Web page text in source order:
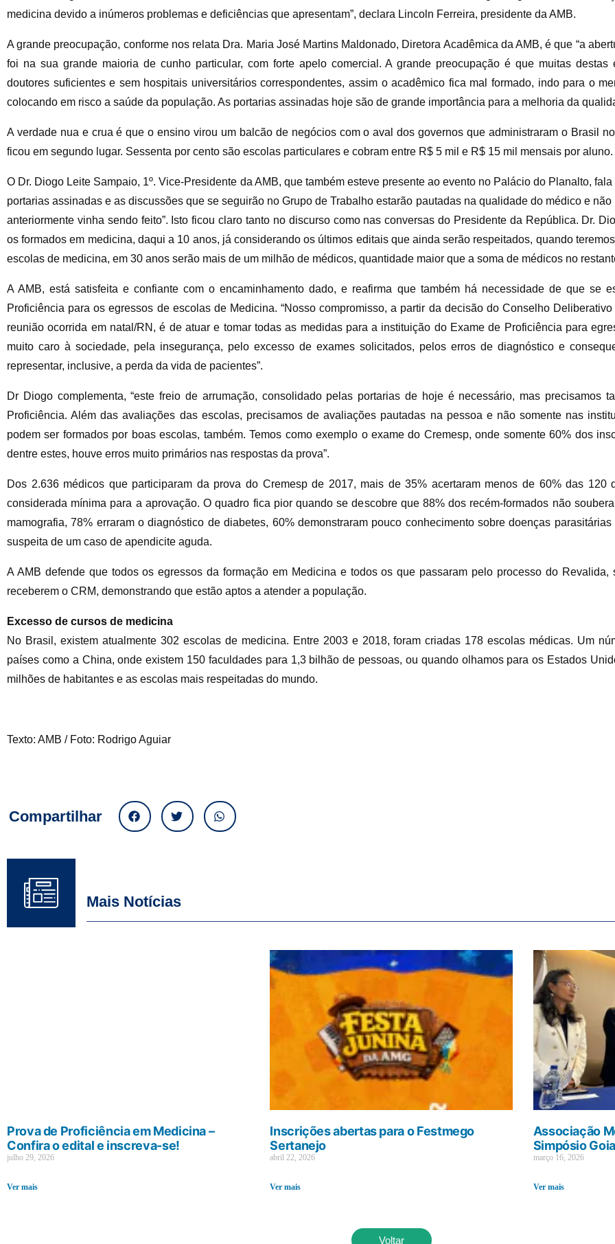
medicina devido a inúmeros problemas e deficiências que apresentam”, declara Lincoln Ferreira, presidente da AMB.
A grande preocupação, conforme nos relata Dra. Maria José Martins Maldonado, Diretora Acadêmica da AMB, é que “a
foi na sua grande maioria de cunho particular, com forte apelo comercial. A grande preocupação é que muitas destas
doutores suficientes e sem hospitais universitários correspondentes, assim o acadêmico fica mal formado, indo para o
colocando em risco a saúde da população. As portarias assinadas hoje são de grande importância para a melhoria da
A verdade nua e crua é que o ensino virou um balcão de negócios com o aval dos governos que administraram o Brasil
ficou em segundo lugar. Sessenta por cento são escolas particulares e cobram entre R$ 5 mil e R$ 15 mil mensais por aluno.
O Dr. Diogo Leite Sampaio, 1º. Vice-Presidente da AMB, que também esteve presente ao evento no Palácio do Planalto,
portarias assinadas e as discussões que se seguirão no Grupo de Trabalho estarão pautadas na qualidade do médico e
anteriormente vinha sendo feito”. Isto ficou claro tanto no discurso como nas conversas do Presidente da República. Dr.
os formados em medicina, daqui a 10 anos, já considerando os últimos editais que ainda serão respeitados, quando
escolas de medicina, em 30 anos serão mais de um milhão de médicos, quantidade maior que a soma de médicos no
A AMB, está satisfeita e confiante com o encaminhamento dado, e reafirma que também há necessidade de que se
Proficiência para os egressos de escolas de Medicina. “Nosso compromisso, a partir da decisão do Conselho
reunião ocorrida em natal/RN, é de atuar e tomar todas as medidas para a instituição do Exame de Proficiência para
muito caro à sociedade, pela insegurança, pelo excesso de exames solicitados, pelos erros de diagnóstico e
representar, inclusive, a perda da vida de pacientes”.
Dr Diogo complementa, “este freio de arrumação, consolidado pelas portarias de hoje é necessário, mas precisamos
Proficiência. Além das avaliações das escolas, precisamos de avaliações pautadas na pessoa e não somente nas
podem ser formados por boas escolas, também. Temos como exemplo o exame do Cremesp, onde somente 60% dos
dentre estes, houve erros muito primários nas respostas da prova”.
Dos 2.636 médicos que participaram da prova do Cremesp de 2017, mais de 35% acertaram menos de 60% das 120
considerada mínima para a aprovação. O quadro fica pior quando se descobre que 88% dos recém-formados não
mamografia, 78% erraram o diagnóstico de diabetes, 60% demonstraram pouco conhecimento sobre doenças
suspeita de um caso de apendicite aguda.
A AMB defende que todos os egressos da formação em Medicina e todos os que passaram pelo processo do Revalida,
receberem o CRM, demonstrando que estão aptos a atender a população.
Excesso de cursos de medicina
No Brasil, existem atualmente 302 escolas de medicina. Entre 2003 e 2018, foram criadas 178 escolas médicas. Um
países como a China, onde existem 150 faculdades para 1,3 bilhão de pessoas, ou quando olhamos para os Estados
milhões de habitantes e as escolas mais respeitadas do mundo.
Texto: AMB / Foto: Rodrigo Aguiar
Compartilhar
Mais Notícias
Prova de Proficiência em Medicina –
Confira o edital e inscreva-se!
julho 29, 2026
Ver mais
Inscrições abertas para o Festmego
Sertanejo
abril 22, 2026
Ver mais
Associação
Simpósio
março 16, 2026
Ver mais
Voltar